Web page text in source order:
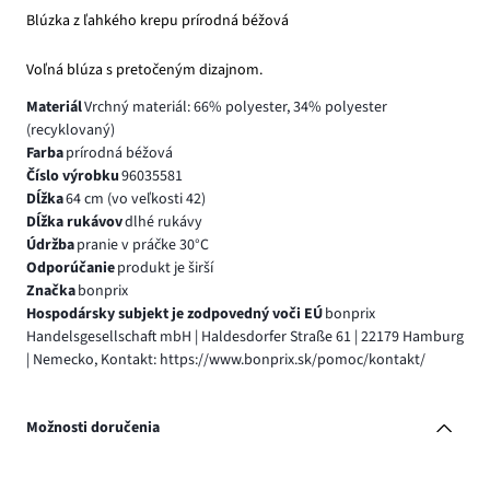
Blúzka z ľahkého krepu prírodná béžová
Voľná blúza s pretočeným dizajnom.
MateriálVrchný materiál: 66% polyester, 34% polyester
(recyklovaný)
Farbaprírodná béžová
Číslo výrobku96035581
Dĺžka64 cm (vo veľkosti 42)
Dĺžka rukávovdlhé rukávy
Údržbapranie v práčke 30°C
Odporúčanieprodukt je širší
Značkabonprix
Hospodársky subjekt je zodpovedný voči EÚbonprix
Handelsgesellschaft mbH | Haldesdorfer Straße 61 | 22179 Hamburg
| Nemecko, Kontakt: https://www.bonprix.sk/pomoc/kontakt/
Možnosti doručenia